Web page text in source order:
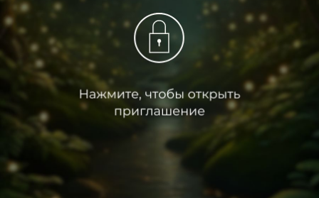
листать вниз